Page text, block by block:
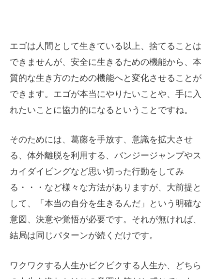
エゴは人間として生きている以上、捨てることは
できませんが、安全に生きるための機能から、本
質的な生き方のための機能へと変化させることが
できます。エゴが本当にやりたいことや、手に入
れたいことに協力的になるということですね。
そのためには、葛藤を手放す、意識を拡大させ
る、体外離脱を利用する、バンジージャンプやス
カイダイビングなど思い切った行動をしてみ
る・・・など様々な方法がありますが、大前提と
して、「本当の自分を生きるんだ」という明確な
意図、決意や覚悟が必要です。それが無ければ、
結局は同じパターンが続くだけです。
ワクワクする人生かビクビクする人生か、どちら